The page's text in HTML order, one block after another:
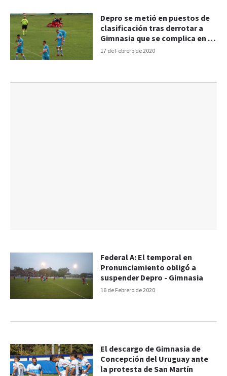
17 de Febrero de 2020
Depro se metió en puestos de
clasificación tras derrotar a
Gimnasia que se complica en el
Federal A
16 de Febrero de 2020
Federal A: El temporal en
Pronunciamiento obligó a
suspender Depro - Gimnasia
El descargo de Gimnasia de
Concepción del Uruguay ante
la protesta de San Martín